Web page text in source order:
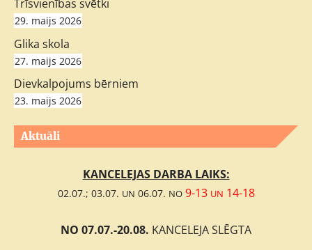
Trīsvienības svētki
29. maijs 2026
Glika skola
27. maijs 2026
Dievkalpojums bērniem
23. maijs 2026
Aktuāli
KANCELEJAS DARBA LAIKS:
02.07.; 03.07. UN 06.07. NO 9-13 UN 14-18
NO 07.07.-20.08. KANCELEJA SLĒGTA